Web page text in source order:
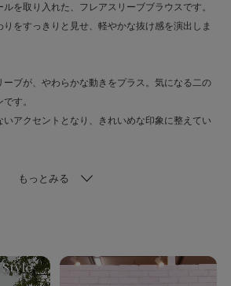
を取り入れた、フレアスリーブブラウスです。
をすっきりと見せ、軽やかな抜け感を演出しま
ブが、やわらかな動きをプラス。気になる二の
す。
いアクセントとなり、きれいめな印象に整えてい
素材感です。